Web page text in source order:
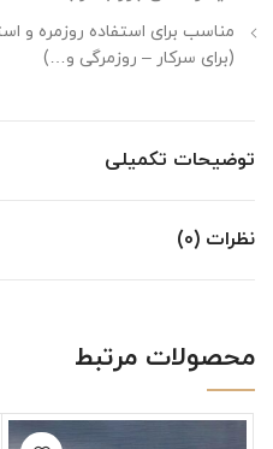
مناسب برای استفاده روزمره و
(برای سرکار – روزمرگی و…)
توضیحات تکمیلی
نظرات (0)
محصولات مرتبط